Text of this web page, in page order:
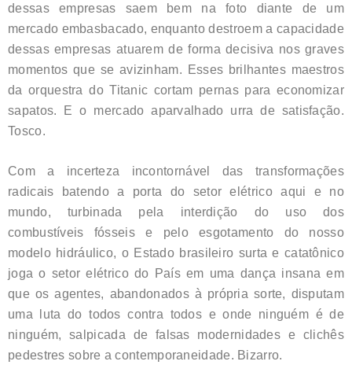
dessas empresas saem bem na foto diante de um
mercado embasbacado, enquanto destroem a capacidade
dessas empresas atuarem de forma decisiva nos graves
momentos que se avizinham. Esses brilhantes maestros
da orquestra do Titanic cortam pernas para economizar
sapatos. E o mercado aparvalhado urra de satisfação.
Tosco.
Com a incerteza incontornável das transformações
radicais batendo a porta do setor elétrico aqui e no
mundo, turbinada pela interdição do uso dos
combustíveis fósseis e pelo esgotamento do nosso
modelo hidráulico, o Estado brasileiro surta e catatônico
joga o setor elétrico do País em uma dança insana em
que os agentes, abandonados à própria sorte, disputam
uma luta do todos contra todos e onde ninguém é de
ninguém, salpicada de falsas modernidades e clichês
pedestres sobre a contemporaneidade. Bizarro.